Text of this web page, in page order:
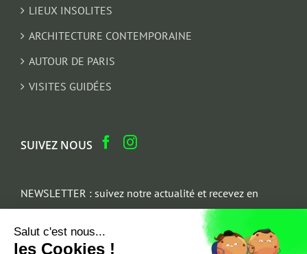
LIEUX INSOLITES
ARCHITECTURE CONTEMPORAINE
AUTOUR DE PARIS
VISITES GUIDÉES
SUIVEZ NOUS
NEWSLETTER : suivez notre actualité et recevez en
cadeau un parcours architectural du Marais
Email
Salut c'est nous...
les Cookies !